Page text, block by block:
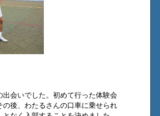
会いでした。初めて行った体験会
後、わたるさんの口車に乗せられ